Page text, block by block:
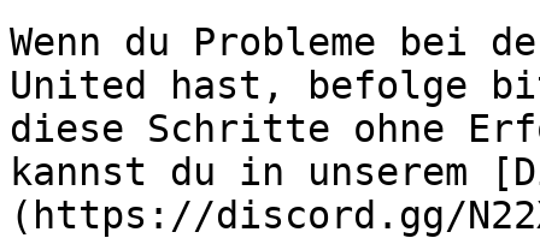
Wenn du Probleme
United hast, befolge
diese Schritte ohne
kannst du in unserem
(https://discord.gg/